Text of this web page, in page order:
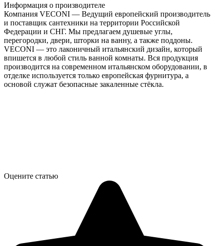
Информация о производителе
Компания VECONI — Ведущий европейский производитель
и поставщик сантехники на территории Российской
Федерации и СНГ. Мы предлагаем душевые углы,
перегородки, двери, шторки на ванну, а также поддоны.
VECONI — это лаконичный итальянский дизайн, который
впишется в любой стиль ванной комнаты. Вся продукция
производится на современном итальянском оборудовании, в
отделке используется только европейская фурнитура, а
основой служат безопасные закаленные стёкла.
Оцените статью